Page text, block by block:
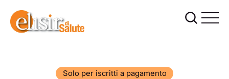
Solo per iscritti a pagamento